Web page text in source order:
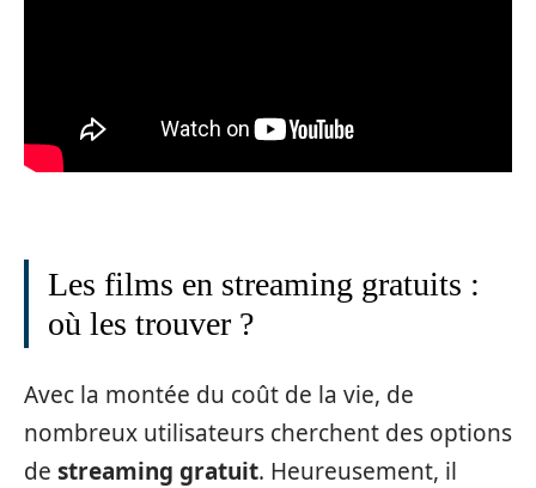
Les films en streaming gratuits :
où les trouver ?
Avec la montée du coût de la vie, de
nombreux utilisateurs cherchent des options
de streaming gratuit. Heureusement, il